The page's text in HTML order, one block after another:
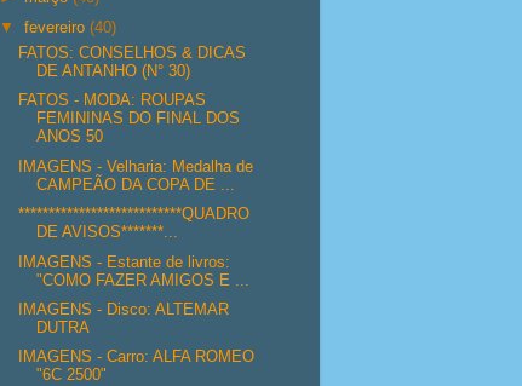
▼fevereiro(40)
FATOS: CONSELHOS & DICAS
DE ANTANHO (N° 30)
FATOS - MODA: ROUPAS
FEMININAS DO FINAL DOS
ANOS 50
IMAGENS - Velharia: Medalha de
CAMPEÃO DA COPA DE ...
***************************QUADRO
DE AVISOS*******...
IMAGENS - Estante de livros:
"COMO FAZER AMIGOS E ...
IMAGENS - Disco: ALTEMAR
DUTRA
IMAGENS - Carro: ALFA ROMEO
"6C 2500"